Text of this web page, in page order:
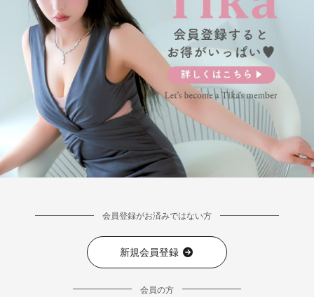
会員登録がお済みではない方
新規会員登録
会員の方